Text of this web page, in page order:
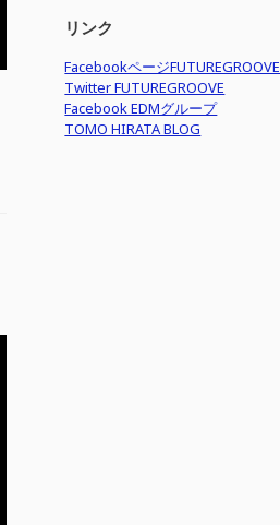
リンク
FacebookページFUTUREGROOVE
Twitter FUTUREGROOVE
Facebook EDMグループ
TOMO HIRATA BLOG